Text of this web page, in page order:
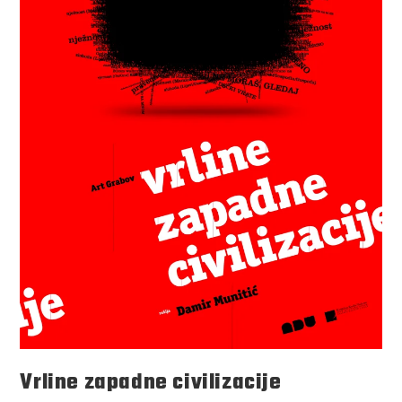
Vrline zapadne civilizacije